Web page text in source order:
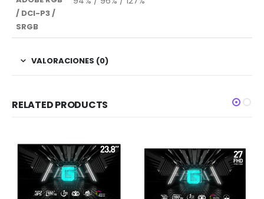
/ DCI-P3 /
SRGB
VALORACIONES (0)
RELATED PRODUCTS